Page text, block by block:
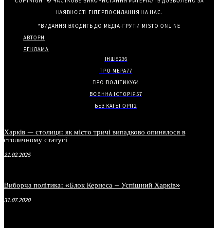
НАЯВНОСТІ ГІПЕРПОСИЛАННЯ НА НАС.
*ВИДАННЯ ВХОДИТЬ ДО МЕДІА-ГРУПИ MISTO ONLINE
АВТОРИ
РЕКЛАМА
ІНШЕ236
ПРО МЕРА77
ПРО ПОЛІТИКУ64
ВОЄННА ІСТОРІЯ57
БЕЗ КАТЕГОРІЇ2
Харків — столиця: як місто тричі випадково опинялося в
столичному статусі
21.02.2025
Виборча політика: «Блок Кернеса – Успішний Харків»
31.07.2020